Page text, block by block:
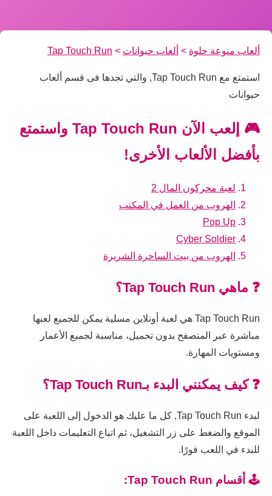
ألعاب منوعة حلوة > ألعاب حيوانات >
Tap Touch Run
استمتع مع Tap Touch Run, والتي تجدها فى قسم ألعاب
حيوانات
🎮 إلعب الآن Tap Touch Run واستمتع
بأفضل الألعاب الأخرى!
لعبة محركون المال 2
الهروب من العمل في المكتب
Pop Up
Cyber Soldier
الهروب من بيت الساحرة الشريرة
❓ ماهي Tap Touch Run؟
Tap Touch Run هي لعبة أونلاين مسلية يمكن للجميع لعبها
مباشرة عبر المتصفح بدون تحميل، مناسبة لجميع الأعمار
ومستويات المهارة.
❓ كيف يمكنني البدء بـTap Touch Run؟
لبدء Tap Touch Run, كل ما عليك هو الدخول إلى اللعبة على
الموقع والضغط على زر التشغيل، ثم اتباع التعليمات داخل اللعبة
للبدء في اللعب فورًا.
🕹️ أقسام Tap Touch Run: